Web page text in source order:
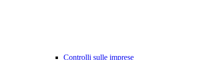
Controlli sulle imprese